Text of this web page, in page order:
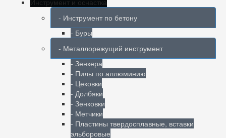
Инструмент и оснастка
- Инструмент по бетону
- Буры
- Металлорежущий инструмент
- Зенкера
- Пилы по аллюминию
- Цековки
- Долбяки
- Зенковки
- Метчики
- Пластины твердосплавные, вставки
эльборовые